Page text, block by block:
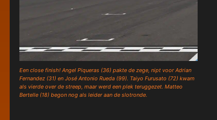
Een close finish! Angel Piqueras (36) pakte de zege, nipt voor Adrian
Fernandez (31) en José Antonio Rueda (99). Taiyo Furusato (72) kwam
als vierde over de streep, maar werd een plek teruggezet. Matteo
Bertelle (18) begon nog als leider aan de slotronde.